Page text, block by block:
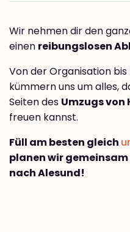
Wir nehmen dir den
einen reibungslosen
Von der Organisation
kümmern uns um alles,
Seiten des Umzugs von
freuen kannst.
Füll am besten gleich
planen wir
nach Alesund!